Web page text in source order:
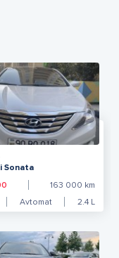
Sonata
163 000 km
Avtomat 2.4L